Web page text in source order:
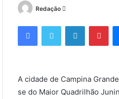
Redação
mail
FacebookTwitter Linkedin
A cidade de Campina
se do Maior Quadrilhão